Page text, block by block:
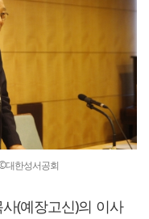
대한성서공회
(예장고신)의 이사